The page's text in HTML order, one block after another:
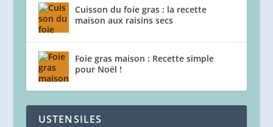
Cuisson du foie gras : la recette
maison aux raisins secs
Foie gras maison : Recette simple
pour Noël !
USTENSILES